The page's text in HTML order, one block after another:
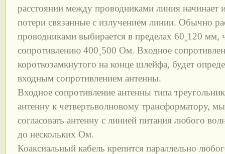
расстоянии между проводниками линия начинает
потери связанные с излучением линии. Обычно
проводниками выбирается в пределах 60¸120 мм,
сопротивлению 400¸500 Ом. Входное
короткозамкнутого на конце шлейфа, будет
входным сопротивлением антенны.
Входное сопротивление антенны типа
антенну к четвертьволновому трансформатору,
согласовать антенну с линией питания любого
до нескольких Ом.
Коаксиальный кабель крепится параллельно